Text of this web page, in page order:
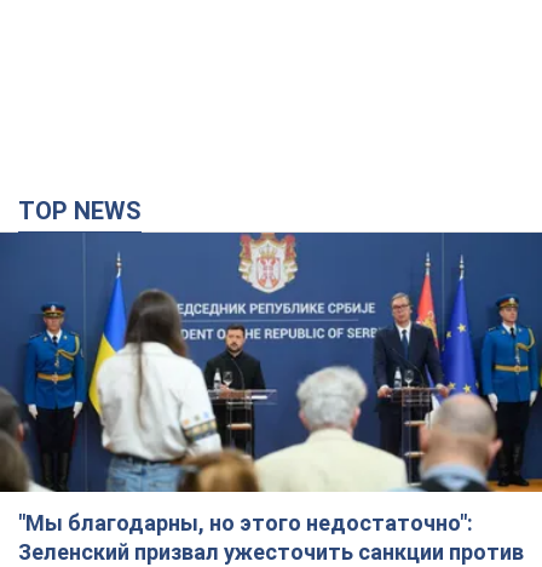
TOP NEWS
"Мы благодарны, но этого недостаточно":
Зеленский призвал ужесточить санкции против